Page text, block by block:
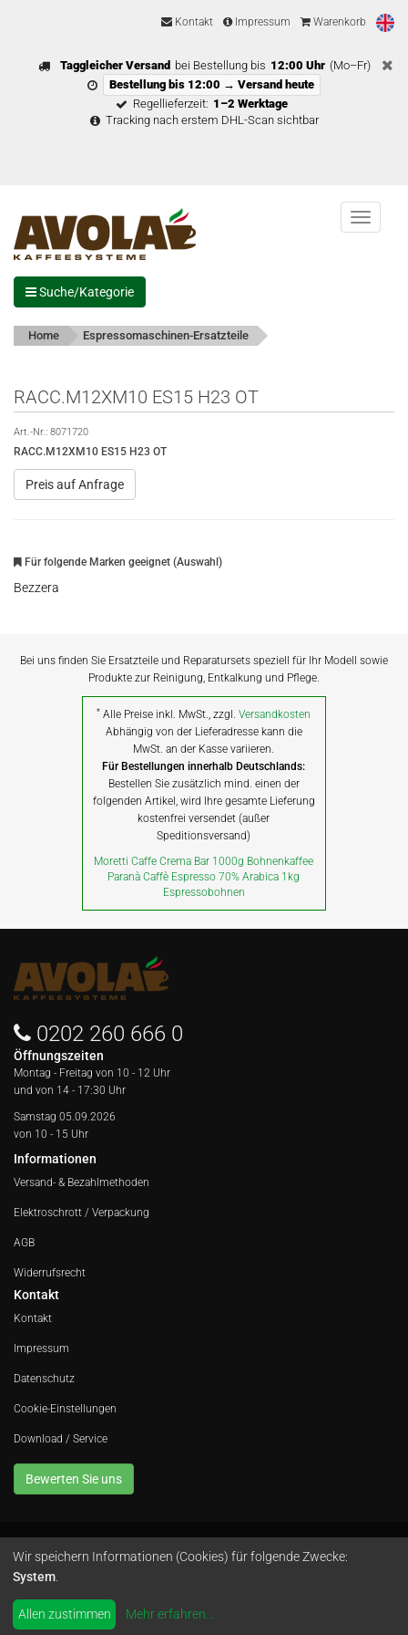
Kontakt Impressum Warenkorb
Taggleicher Versand bei Bestellung bis 12:00 Uhr (Mo–Fr)
Bestellung bis 12:00 → Versand heute
Regellieferzeit: 1–2 Werktage
Tracking nach erstem DHL-Scan sichtbar
Menu
Suche/Kategorie
Home Espressomaschinen-Ersatzteile
RACC.M12XM10 ES15 H23 OT
Art.-Nr.: 8071720
RACC.M12XM10 ES15 H23 OT
Preis auf Anfrage
Für folgende Marken geeignet (Auswahl)
Bezzera
Bei uns finden Sie Ersatzteile und Reparatursets speziell für Ihr Modell sowie
Produkte zur Reinigung, Entkalkung und Pflege.
* Alle Preise inkl. MwSt., zzgl.Versandkosten
Abhängig von der Lieferadresse kann die
MwSt. an der Kasse variieren.
Für Bestellungen innerhalb Deutschlands:
Bestellen Sie zusätzlich mind. einen der
folgenden Artikel, wird Ihre gesamte Lieferung
kostenfrei versendet (außer
Speditionsversand)
Moretti Caffe Crema Bar 1000g Bohnenkaffee
Paranà Caffè Espresso 70% Arabica 1kg
Espressobohnen
0202 260 666 0
Öffnungszeiten
Montag - Freitag von 10 - 12 Uhr
und von 14 - 17:30 Uhr
Samstag 05.09.2026
von 10 - 15 Uhr
Informationen
Versand- & Bezahlmethoden
Elektroschrott / Verpackung
AGB
Widerrufsrecht
Kontakt
Kontakt
Impressum
Datenschutz
Cookie-Einstellungen
Download / Service
Bewerten Sie uns
Avola GmbH • In der Fleute 52 • 42389 Wuppertal • Telefon 0202 260 666 0
Instagram
Wir speichern Informationen (Cookies) für folgende Zwecke:
System
Allen zustimmen Mehr erfahren...